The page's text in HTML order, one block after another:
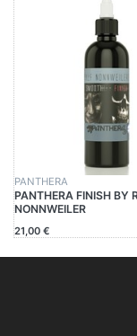
PANTHERA
PANTHERA FINISH BY
NONNWEILER
21,00 €